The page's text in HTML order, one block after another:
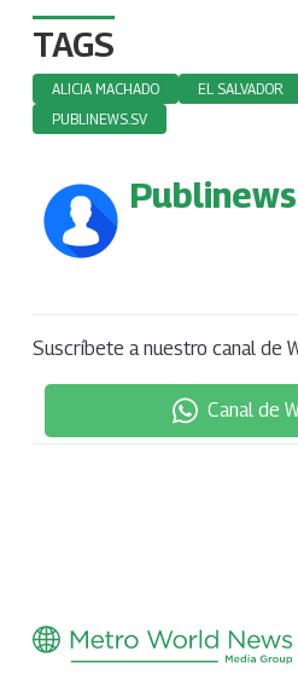
TAGS
ALICIA MACHADO EL SALVADOR
PUBLINEWS.SV
Publinews
Suscríbete a nuestro canal de
Canal de